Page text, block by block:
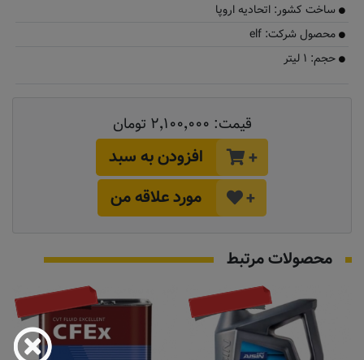
ساخت کشور: اتحادیه اروپا
محصول شرکت: elf
حجم: ۱ لیتر
قیمت: ۲٬۱۰۰٬۰۰۰ تومان
+
افزودن به سبد
+
مورد علاقه من
محصولات مرتبط
تماس بگیرید تماس بگیرید